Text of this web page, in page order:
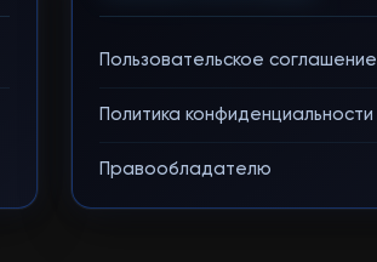
Пользовательское соглашение
Политика конфиденциальности
Правообладателю